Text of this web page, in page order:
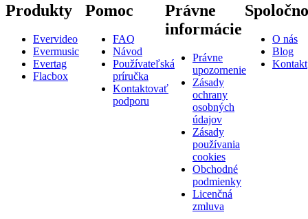
Produkty
Evervideo
Evermusic
Evertag
Flacbox
Pomoc
FAQ
Návod
Používateľská
príručka
Kontaktovať
podporu
Právne
informácie
Právne
upozornenie
Zásady
ochrany
osobných
údajov
Zásady
používania
cookies
Obchodné
podmienky
Licenčná
zmluva
O nás
Blog
Kontakt